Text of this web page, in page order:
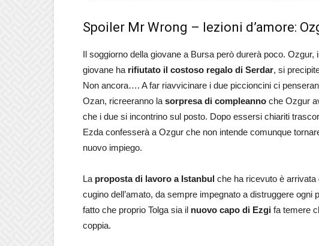
Spoiler Mr Wrong – lezioni d’amore:
Il soggiorno della giovane a Bursa però durerà poco.
giovane ha rifiutato il costoso regalo di Serdar, si
Non ancora…. A far riavvicinare i due piccioncini ci
Ozan, ricreeranno la sorpresa di compleanno che Ozgur
che i due si incontrino sul posto. Dopo essersi chiariti
Ezda confesserà a Ozgur che non intende comunque
nuovo impiego.
La proposta di lavoro a Istanbul che ha ricevuto è arrivata
cugino dell’amato, da sempre impegnato a distruggere
fatto che proprio Tolga sia il nuovo capo di Ezgi fa temere
coppia.